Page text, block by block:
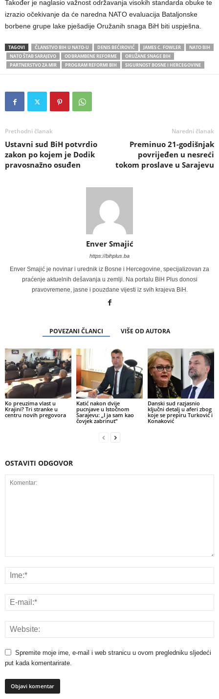
Također je naglasio važnost održavanja visokih standarda obuke te
izrazio očekivanje da će naredna NATO evaluacija Bataljonske
borbene grupe lake pješadije Oružanih snaga BiH biti uspješna.
TAGOVI ČLANSTVO BIH U NATO-U DENIS BEĆIROVIĆ JAMES C. FOWLER
NATO BIH
NATO ŠTAB SARAJEVO
ODBRAMBENE REFORME
ORUŽANE SNAGE BIH
PARTNERSTVO ZA MIR
PROGRAM REFORMI BIH SIGURNOST BOSNE I HERCEGOVINE
Prethodni članak
Ustavni sud BiH potvrdio
zakon po kojem je Dodik
pravosnažno osuđen
Naredni članak
Preminuo 21-godišnjak
povrijeđen u nesreći
tokom proslave u Sarajevu
Enver Smajić
https://bihplus.ba
Enver Smajić je novinar i urednik iz Bosne i Hercegovine, specijalizovan za
praćenje aktuelnih dešavanja u zemlji. Na portalu BiH Plus donosi
pravovremene, jasne i pouzdane vijesti iz svih krajeva BiH.
POVEZANI ČLANCI VIŠE OD AUTORA
Ko preuzima vlast u
Krajini? Tri stranke u
centru novih pregovora
Katić nakon dvije
pucnjave u Istočnom
Sarajevu: „I ja sam kao
čovjek zabrinut“
Danski sud razjasnio
ključni detalj u aferi zbog
koje se prepiru Turković i
Konaković
OSTAVITI ODGOVOR
Spremite moje ime, e-mail i web stranicu u ovom pregledniku sljedeći
put kada komentarirate.